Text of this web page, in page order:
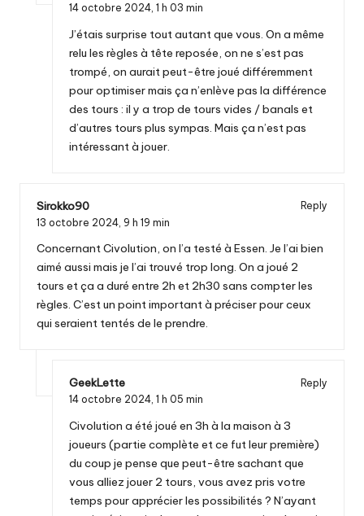
14 octobre 2024, 1 h 03 min
J’étais surprise tout autant que vous. On a même
relu les règles à tête reposée, on ne s’est pas
trompé, on aurait peut-être joué différemment
pour optimiser mais ça n’enlève pas la différence
des tours : il y a trop de tours vides / banals et
d’autres tours plus sympas. Mais ça n’est pas
intéressant à jouer.
Sirokko90
Reply
13 octobre 2024, 9 h 19 min
Concernant Civolution, on l’a testé à Essen. Je l’ai bien
aimé aussi mais je l’ai trouvé trop long. On a joué 2
tours et ça a duré entre 2h et 2h30 sans compter les
règles. C’est un point important à préciser pour ceux
qui seraient tentés de le prendre.
GeekLette
Reply
14 octobre 2024, 1 h 05 min
Civolution a été joué en 3h à la maison à 3
joueurs (partie complète et ce fut leur première)
du coup je pense que peut-être sachant que
vous alliez jouer 2 tours, vous avez pris votre
temps pour apprécier les possibilités ? N’ayant